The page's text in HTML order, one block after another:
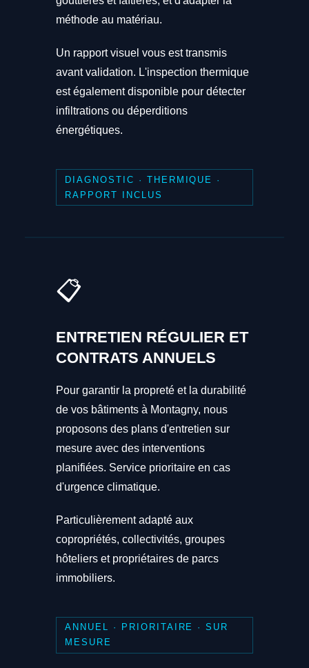
méthode au matériau.
Un rapport visuel vous est transmis
avant validation. L'inspection thermique
est également disponible pour détecter
infiltrations ou déperditions
énergétiques.
DIAGNOSTIC · THERMIQUE ·
RAPPORT INCLUS
📋
ENTRETIEN RÉGULIER ET
CONTRATS ANNUELS
Pour garantir la propreté et la durabilité
de vos bâtiments à Montagny, nous
proposons des plans d'entretien sur
mesure avec des interventions
planifiées. Service prioritaire en cas
d'urgence climatique.
Particulièrement adapté aux
copropriétés, collectivités, groupes
hôteliers et propriétaires de parcs
immobiliers.
ANNUEL · PRIORITAIRE · SUR
MESURE